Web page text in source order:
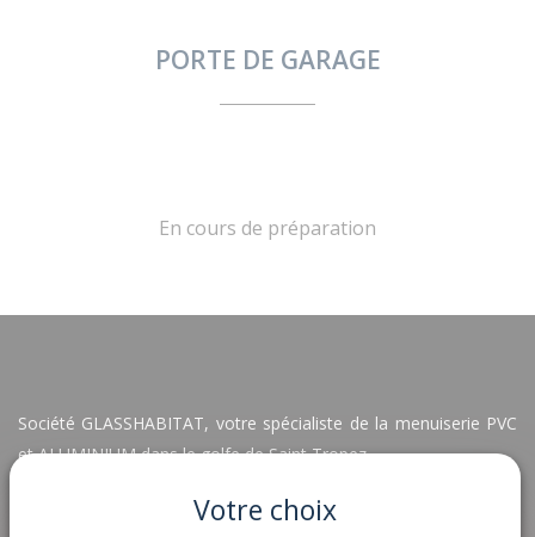
PORTE DE GARAGE
En cours de préparation
Société GLASSHABITAT, votre spécialiste de la menuiserie PVC
et ALUMINIUM dans le golfe de Saint Tropez.
au prix juste et toute l’année !Votre choix